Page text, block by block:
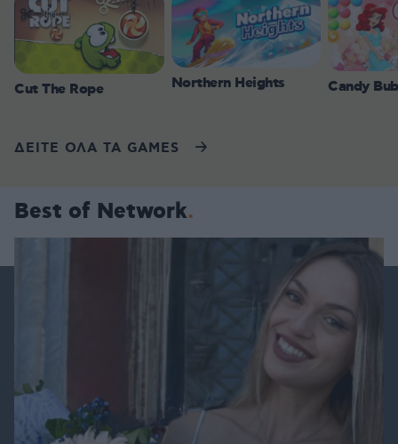
Cut The Rope Northern Heights Candy
ΔΕΙΤΕ ΟΛΑ ΤΑ GAMES
Best of Network